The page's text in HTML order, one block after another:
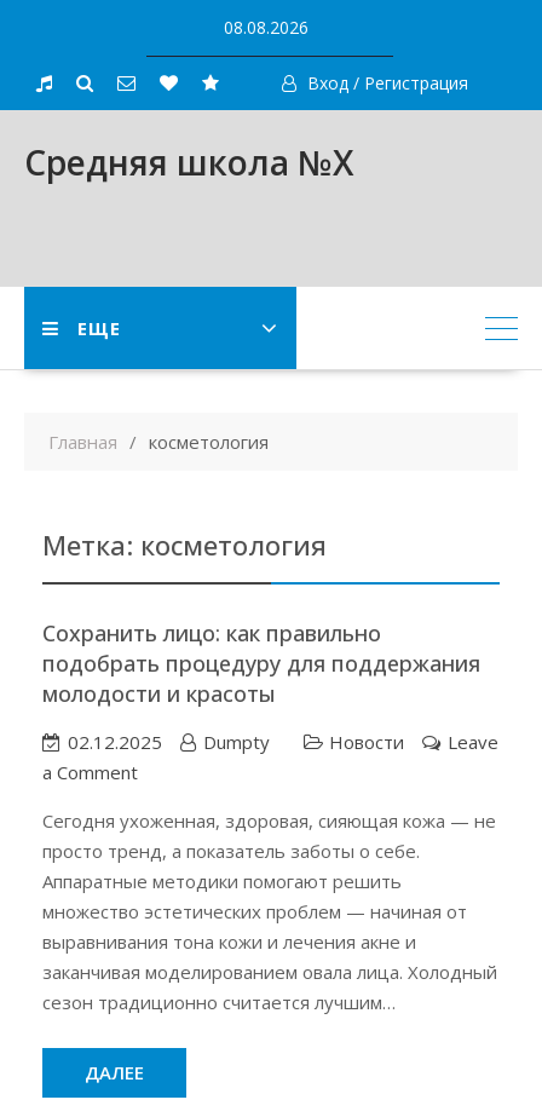
content
08.08.2026
Вход / Регистрация
Средняя школа №X
ЕЩЕ
Главная косметология
Метка: косметология
Сохранить лицо: как правильно
подобрать процедуру для поддержания
молодости и красоты
02.12.2025 Dumpty Новости
Leave
a Commenton
лицо:
как
правильно
подобрать
процедуру
для
поддержания
молодости
и
красоты
Сегодня ухоженная, здоровая, сияющая кожа — не
просто тренд, а показатель заботы о себе.
Аппаратные методики помогают решить
множество эстетических проблем — начиная от
выравнивания тона кожи и лечения акне и
заканчивая моделированием овала лица. Холодный
сезон традиционно считается лучшим…
ДАЛЕЕ